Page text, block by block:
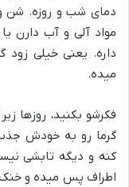
دمای شب و روزه. شن
مواد آلی و آب دارن
داره. یعنی خیلی
میده.
فکرشو بکنید، روزها
گرما رو به خودش
کنه و دیگه تابشی
اطراف پس میده و